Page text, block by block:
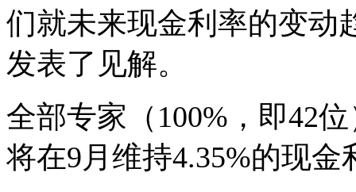
们就未来现金利率的变动
发表了见解。
全部专家（ 100% ，即42位
将在9月维持4.35%的现金